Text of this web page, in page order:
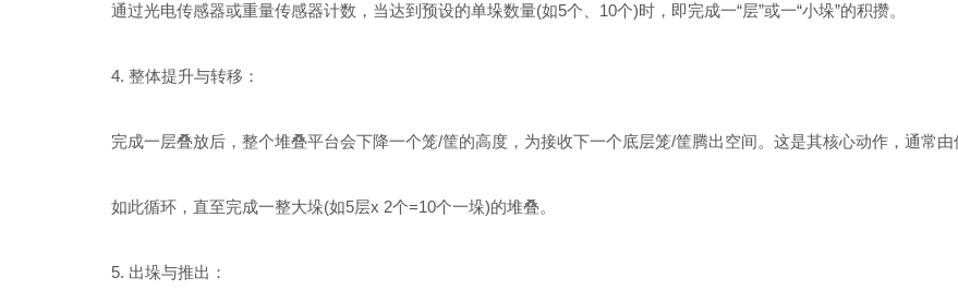
通过光电传感器或重量传感器计数，当达到预设的单垛数量(如5个、10个)时，即完成一“层”或一“小垛”的积攒。
4. 整体提升与转移：
完成一层叠放后，整个堆叠平台会下降一个笼/筐的高度，为接收下一个底层笼/筐腾出空间。这是其核心动作，通常由
如此循环，直至完成一整大垛(如5层x 2个=10个一垛)的堆叠。
5. 出垛与推出：